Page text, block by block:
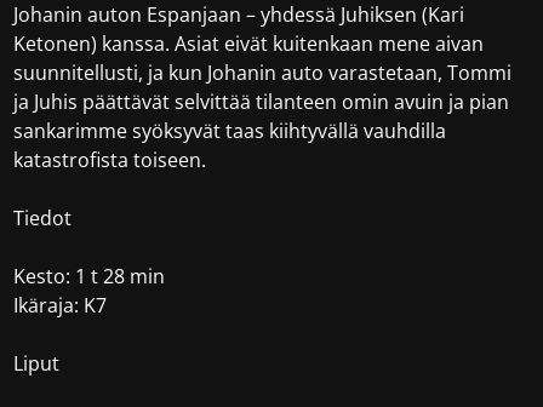
Johanin auton Espanjaan – yhdessä Juhiksen (Kari
Ketonen) kanssa. Asiat eivät kuitenkaan mene aivan
suunnitellusti, ja kun Johanin auto varastetaan, Tommi
ja Juhis päättävät selvittää tilanteen omin avuin ja pian
sankarimme syöksyvät taas kiihtyvällä vauhdilla
katastrofista toiseen.
Tiedot
Kesto: 1 t 28 min
Ikäraja: K7
Liput